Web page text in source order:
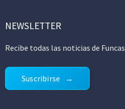
NEWSLETTER
Recibe todas las noticias de Funcas
Suscribirse